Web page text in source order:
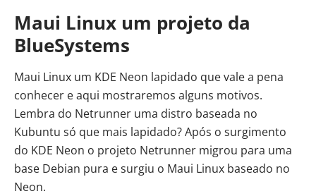
Maui Linux um projeto da
BlueSystems
Maui Linux um KDE Neon lapidado que vale a pena
conhecer e aqui mostraremos alguns motivos.
Lembra do Netrunner uma distro baseada no
Kubuntu só que mais lapidado? Após o surgimento
do KDE Neon o projeto Netrunner migrou para uma
base Debian pura e surgiu o Maui Linux baseado no
Neon.